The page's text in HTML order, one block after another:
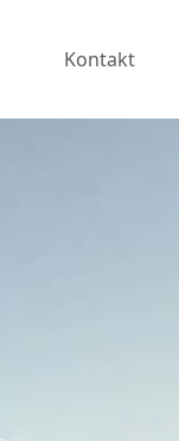
Kontakt